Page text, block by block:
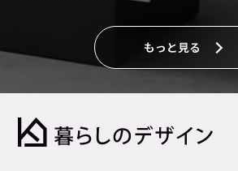
もっと見る